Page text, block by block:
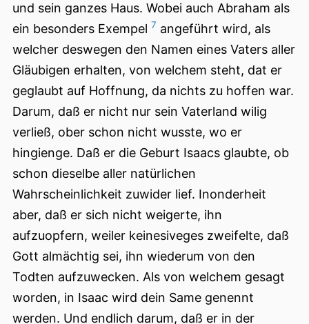
und sein ganzes Haus. Wobei auch Abraham als
ein besonders Exempel 7 angeführt wird, als
welcher deswegen den Namen eines Vaters aller
Gläubigen erhalten, von welchem steht, dat er
geglaubt auf Hoffnung, da nichts zu hoffen war.
Darum, daß er nicht nur sein Vaterland wilig
verließ, ober schon nicht wusste, wo er
hingienge. Daß er die Geburt Isaacs glaubte, ob
schon dieselbe aller natürlichen
Wahrscheinlichkeit zuwider lief. Inonderheit
aber, daß er sich nicht weigerte, ihn
aufzuopfern, weiler keinesiveges zweifelte, daß
Gott almächtig sei, ihn wiederum von den
Todten aufzuwecken. Als von welchem gesagt
worden, in Isaac wird dein Same genennt
werden. Und endlich darum, daß er in der